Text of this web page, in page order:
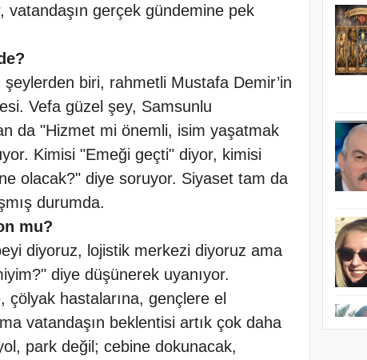
vatandaşın gerçek gündemine pek
biri, rahmetli Mustafa Demir’in
Vefa güzel şey, Samsunlu
da "Hizmet mi önemli, isim yaşatmak
Kimisi "Emeği geçti" diyor, kimisi
olacak?" diye soruyor. Siyaset tam da
durumda.
mu?
diyoruz, lojistik merkezi diyoruz ama
diye düşünerek uyanıyor.
çölyak hastalarına, gençlere el
vatandaşın beklentisi artık çok daha
park değil; cebine dokunacak,